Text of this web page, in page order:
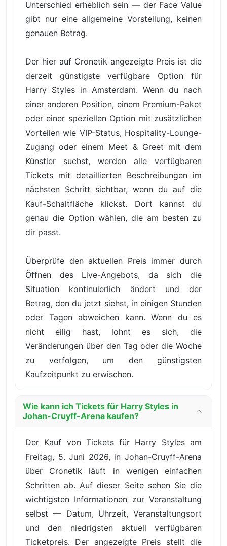
Unterschied erheblich sein — der Face Value
gibt nur eine allgemeine Vorstellung, keinen
genauen Betrag.
Der hier auf Cronetik angezeigte Preis ist die
derzeit günstigste verfügbare Option für
Harry Styles in Amsterdam. Wenn du nach
einer anderen Position, einem Premium-Paket
oder einer speziellen Option mit zusätzlichen
Vorteilen wie VIP-Status, Hospitality-Lounge-
Zugang oder einem Meet & Greet mit dem
Künstler suchst, werden alle verfügbaren
Tickets mit detaillierten Beschreibungen im
nächsten Schritt sichtbar, wenn du auf die
Kauf-Schaltfläche klickst. Dort kannst du
genau die Option wählen, die am besten zu
dir passt.
Überprüfe den aktuellen Preis immer durch
Öffnen des Live-Angebots, da sich die
Situation kontinuierlich ändert und der
Betrag, den du jetzt siehst, in einigen Stunden
oder Tagen abweichen kann. Wenn du es
nicht eilig hast, lohnt es sich, die
Veränderungen über den Tag oder die Woche
zu verfolgen, um den günstigsten
Kaufzeitpunkt zu erwischen.
Wie kann ich Tickets für Harry Styles in
Johan-Cruyff-Arena kaufen?
Der Kauf von Tickets für Harry Styles am
Freitag, 5. Juni 2026, in Johan-Cruyff-Arena
über Cronetik läuft in wenigen einfachen
Schritten ab. Auf dieser Seite sehen Sie die
wichtigsten Informationen zur Veranstaltung
selbst — Datum, Uhrzeit, Veranstaltungsort
und den niedrigsten aktuell verfügbaren
Ticketpreis. Der angezeigte Preis stellt die